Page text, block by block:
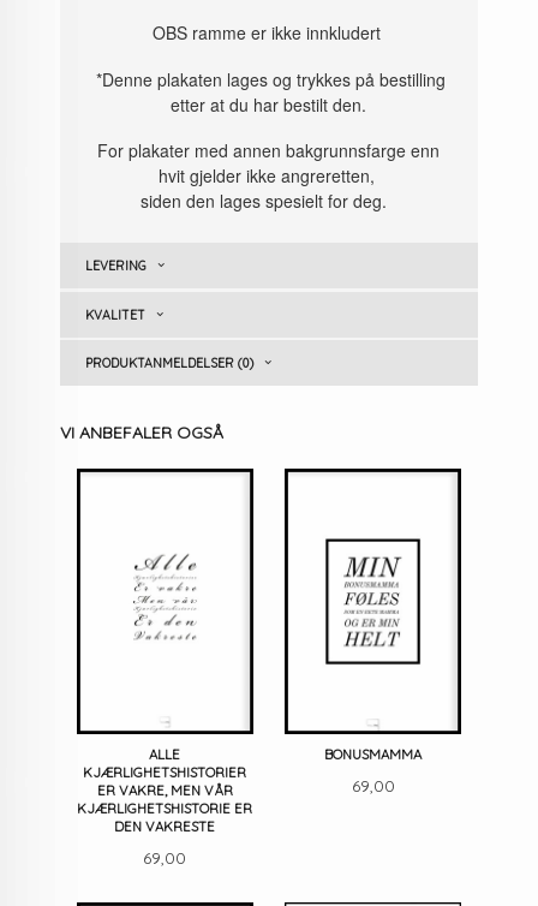
OBS ramme er ikke innkludert
*Denne plakaten lages og trykkes på bestilling
etter at du har bestilt den.
For plakater med annen bakgrunnsfarge enn
hvit gjelder ikke angreretten,
siden den lages spesielt for deg.
LEVERING
KVALITET
PRODUKTANMELDELSER (0)
VI ANBEFALER OGSÅ
ALLE
KJÆRLIGHETSHISTORIER
ER VAKRE, MEN VÅR
KJÆRLIGHETSHISTORIE ER
DEN VAKRESTE
Pris
69,00
BONUSMAMMA
Pris
69,00